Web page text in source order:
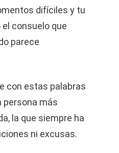
difíciles y tu
consuelo que
parece
con estas palabras
persona más
la que siempre ha
ni excusas.